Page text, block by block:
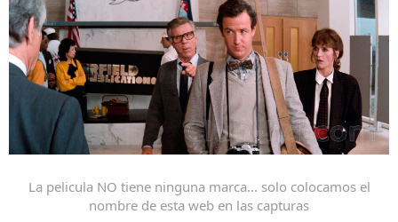
La pelicula NO tiene ninguna marca... solo colocamos el
nombre de esta web en las capturas